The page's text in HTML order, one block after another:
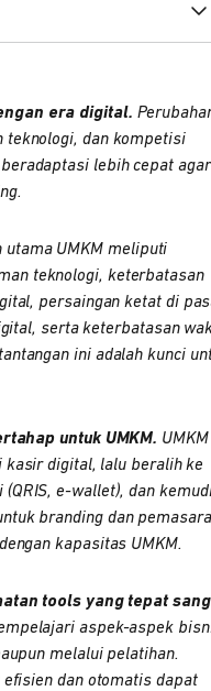
era digital.
teknologi, dan kompetisi
lebih cepat agar
utama UMKM meliputi
teknologi, keterbatasan
persaingan ketat di
serta keterbatasan
ini adalah kunci
untuk UMKM. UMKM
kasir digital, lalu beralih ke
e-wallet), dan
branding dan
kapasitas UMKM.
tools yang tepat
aspek-aspek
melalui pelatihan.
efisien dan otomatis dapat